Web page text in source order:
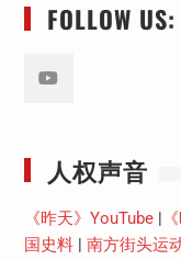
FOLLOW US:
人权声音
《昨天》YouTube|
国史料| 南方街头运